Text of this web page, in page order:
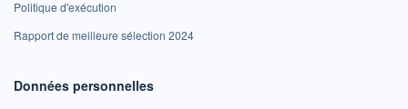
Politique d'exécution
Rapport de meilleure sélection 2024
Données personnelles